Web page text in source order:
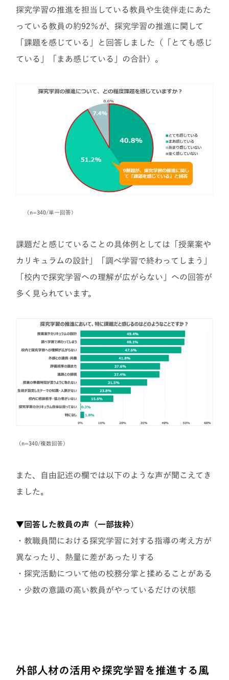
探究学習の推進を担当している教員や生徒伴走にあた
っている教員の約92％が、探究学習の推進に関して
「課題を感じている」と回答しました（「とても感じ
ている」「まあ感じている」の合計）。
（n=340/単一回答）
課題だと感じていることの具体例としては「授業案や
カリキュラムの設計」「調べ学習で終わってしまう」
「校内で探究学習への理解が広がらない」への回答が
多く見られています。
（n=340/複数回答）
また、自由記述の欄では以下のような声が聞こえてき
ました。
▼回答した教員の声（一部抜粋）
・教職員間における探究学習に対する指導の考え方が
異なったり、熱量に差があったりする
・探究活動について他の校務分掌と揉めることがある
・少数の意識の高い教員がやっているだけの状態
外部人材の活用や探究学習を推進する風